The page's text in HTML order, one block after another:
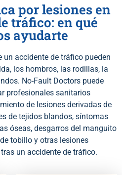
por lesiones en
tráfico: en qué
ayudarte
un accidente de tráfico pueden
los hombros, las rodillas, la
No-Fault Doctors puede
profesionales sanitarios
de lesiones derivadas de
de tejidos blandos, síntomas
óseas, desgarros del manguito
tobillo y otras lesiones
un accidente de tráfico.